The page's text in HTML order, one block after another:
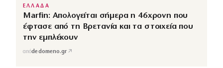
ΕΛΛΑΔΑ
Marfin: Απολογείται σήμερα η 46χρονη που
έφτασε από τη Βρετανία και τα στοιχεία που
την εμπλέκουν
απόdedomeno.gr ↗